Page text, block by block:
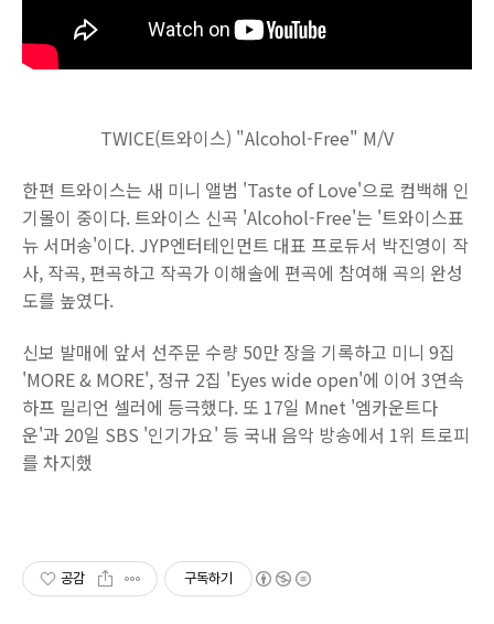
TWICE(트와이스) "Alcohol-Free" M/V
한편 트와이스는 새 미니 앨범 'Taste of Love'으로 컴백해 인
기몰이 중이다. 트와이스 신곡 'Alcohol-Free'는 '트와이스표
뉴 서머송'이다. JYP엔터테인먼트 대표 프로듀서 박진영이 작
사, 작곡, 편곡하고 작곡가 이해솔에 편곡에 참여해 곡의 완성
도를 높였다.
신보 발매에 앞서 선주문 수량 50만 장을 기록하고 미니 9집
'MORE & MORE', 정규 2집 'Eyes wide open'에 이어 3연속
하프 밀리언 셀러에 등극했다. 또 17일 Mnet '엠카운트다
운'과 20일 SBS '인기가요' 등 국내 음악 방송에서 1위 트로피
를 차지했
공감 구독하기